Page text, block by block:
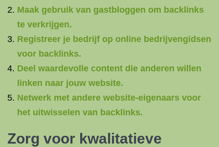
Maak gebruik van gastbloggen om backlinks
te verkrijgen.
Registreer je bedrijf op online bedrijvengidsen
voor backlinks.
Deel waardevolle content die anderen willen
linken naar jouw website.
Netwerk met andere website-eigenaars voor
het uitwisselen van backlinks.
Zorg voor kwalitatieve